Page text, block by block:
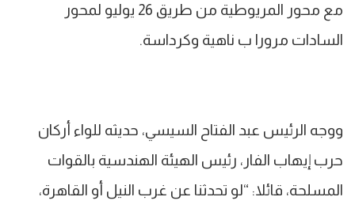
مع محور المريوطية من طريق 26 يوليو لمحور
السادات مرورا ب ناهية وكرداسة.
ووجه الرئيس عبد الفتاح السيسي، حديثه للواء أركان
حرب إيهاب الفار، رئيس الهيئة الهندسية بالقوات
المسلحة، قائلا: “لو تحدثنا عن غرب النيل أو القاهرة،